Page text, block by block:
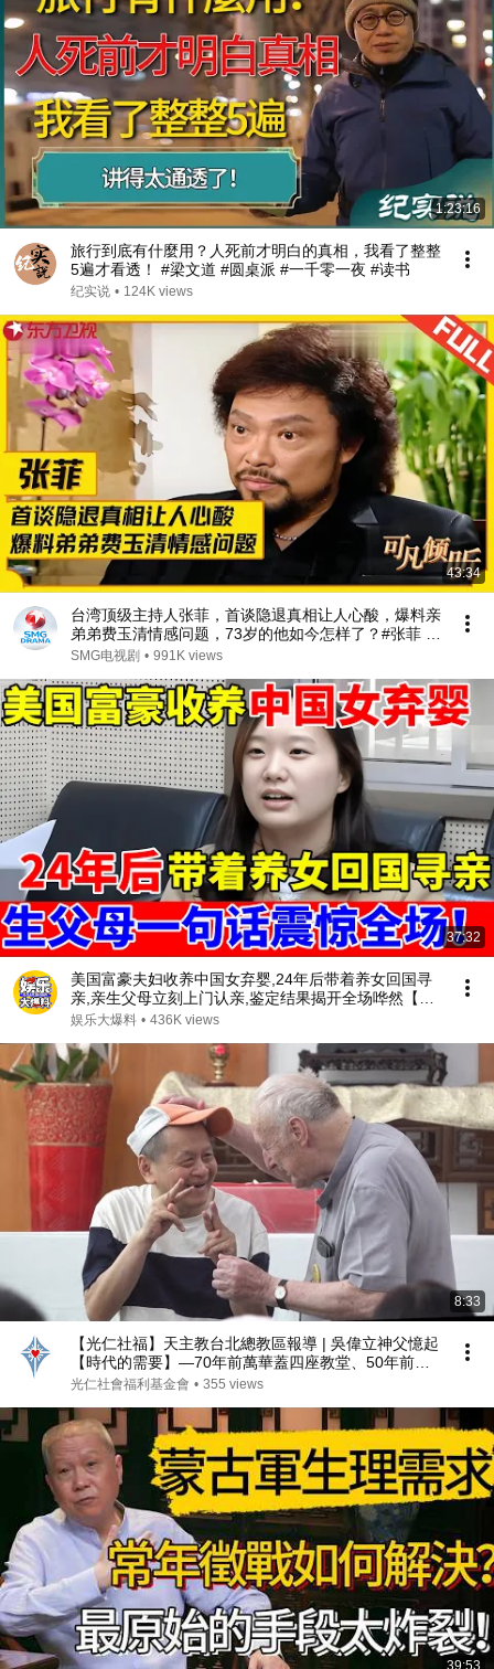
1:23:16
旅行到底有什麼用？人死前才明白的真相，我看了整整
5遍才看透！ #梁文道 #圆桌派 #一千零一夜 #读书
纪实说 • 124K views
43:34
台湾顶级主持人张菲，首谈隐退真相让人心酸，爆料亲
弟弟费玉清情感问题，73岁的他如今怎样了？#张菲 #
费玉清 #可凡倾听 FULL
SMG电视剧 • 991K views
37:32
美国富豪夫妇收养中国女弃婴,24年后带着养女回国寻
亲,亲生父母立刻上门认亲,鉴定结果揭开全场哗然【人
间真情录】
娱乐大爆料 • 436K views
8:33
【光仁社福】天主教台北總教區報導 | 吳偉立神父憶起
【時代的需要】—70年前萬華蓋四座教堂、50年前開
啟光仁社福
光仁社會福利基金會 • 355 views
39:53